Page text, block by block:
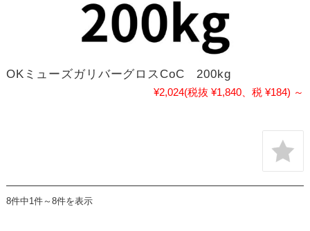
OKミューズガリバーグロスCoC 200kg
¥2,024(税抜 ¥1,840、税 ¥184) ～
8件中1件～8件を表示